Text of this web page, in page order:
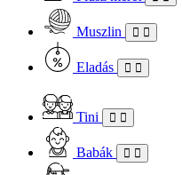
Muszlin
Eladás
Tini
Babák